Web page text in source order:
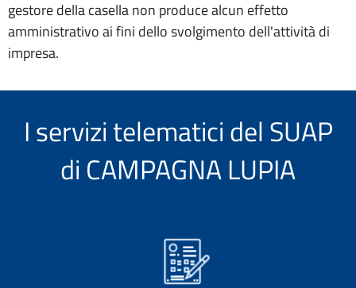
gestore della casella non produce alcun effetto
amministrativo ai fini dello svolgimento dell'attività di
impresa.
I servizi telematici del SUAP
di CAMPAGNA LUPIA